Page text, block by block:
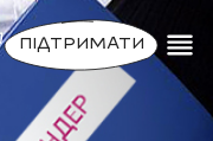
ПІДТРИМАТИ